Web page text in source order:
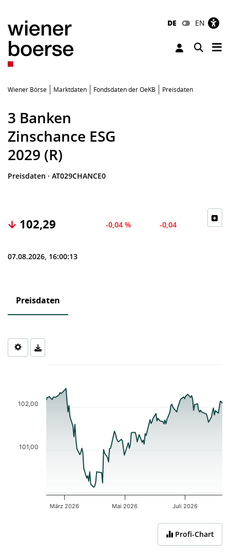
DE EN
Toggle
Wiener Börse Marktdaten Fondsdaten der OeKB Preisdaten
3 Banken
Zinschance ESG
2029 (R)
Preisdaten · AT029CHANCE0
102,29 -0,04 % -0,04
07.08.2026, 16:00:13
Preisdaten
Chart
The chart has 1 Y axis displaying values. Data ranges from
März 2026 Mai 2026 Juli 2026
101,00
102,00
Profi-Chart